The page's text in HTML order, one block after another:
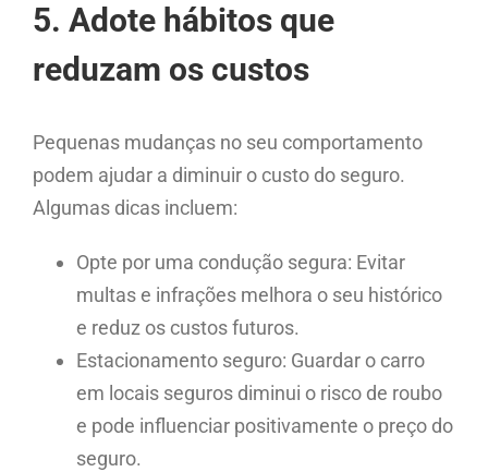
5. Adote hábitos que
reduzam os custos
Pequenas mudanças no seu comportamento
podem ajudar a diminuir o custo do seguro.
Algumas dicas incluem:
Opte por uma condução segura: Evitar
multas e infrações melhora o seu histórico
e reduz os custos futuros.
Estacionamento seguro: Guardar o carro
em locais seguros diminui o risco de roubo
e pode influenciar positivamente o preço do
seguro.